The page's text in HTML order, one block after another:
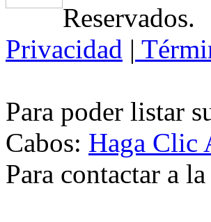
Reservados.
Privacidad |
Para poder listar
Cabos: Haga Clic
Para contactar a